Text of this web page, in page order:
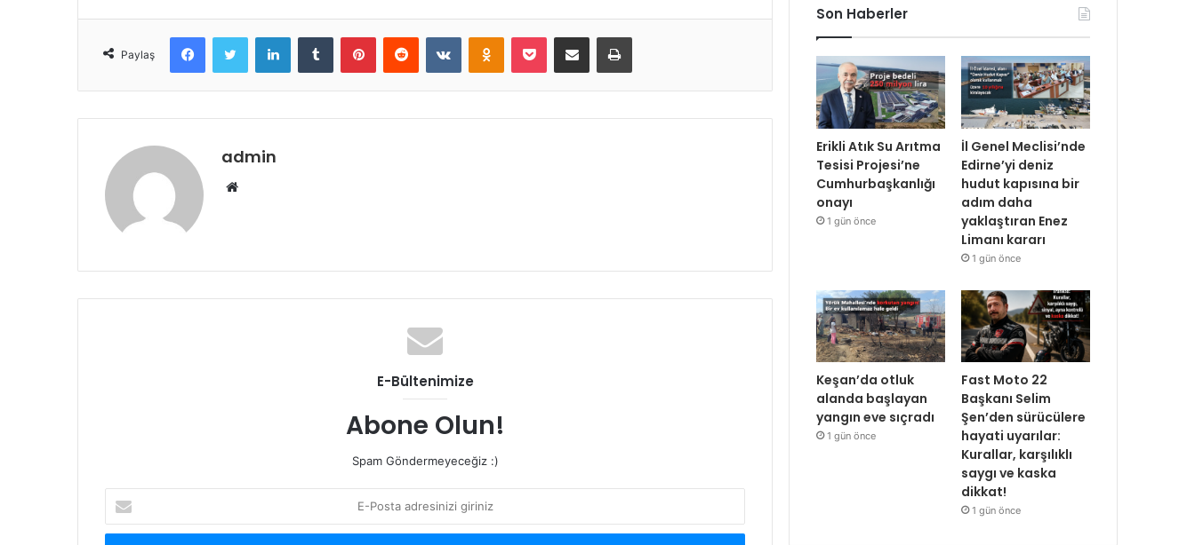
Paylaş
FacebookTwitter LinkedInTumblr PinterestReddit VKontakteOdnoklassniki
Pocket E-Posta ile paylaş Yazdır
admin
Web
E-Bültenimize
Abone Olun!
Spam Göndermeyeceğiz :)
Posta
adresinizi
Son Haberler
Erikli Atık Su Arıtma
Tesisi Projesi’ne
Cumhurbaşkanlığı
onayı
1 gün önce
İl Genel Meclisi’nde
Edirne’yi deniz
hudut kapısına bir
adım daha
yaklaştıran Enez
Limanı kararı
1 gün önce
Keşan’da otluk
alanda başlayan
yangın eve sıçradı
1 gün önce
Fast Moto 22
Başkanı Selim
Şen’den sürücülere
hayati uyarılar:
Kurallar, karşılıklı
saygı ve kaska
dikkat!
1 gün önce